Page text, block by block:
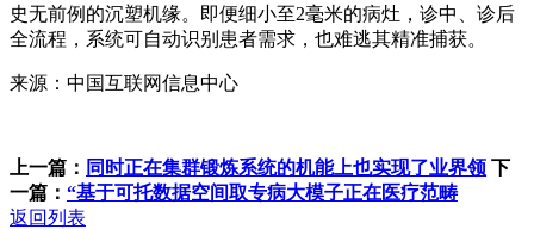
史无前例的沉塑机缘。即便细小至2毫米的病灶，诊中、诊后
全流程，系统可自动识别患者需求，也难逃其精准捕获。
来源：中国互联网信息中心
上一篇： 同时正在集群锻炼系统的机能上也实现了业界领 下
一篇： “基于可托数据空间取专病大模子正在医疗范畴
返回列表